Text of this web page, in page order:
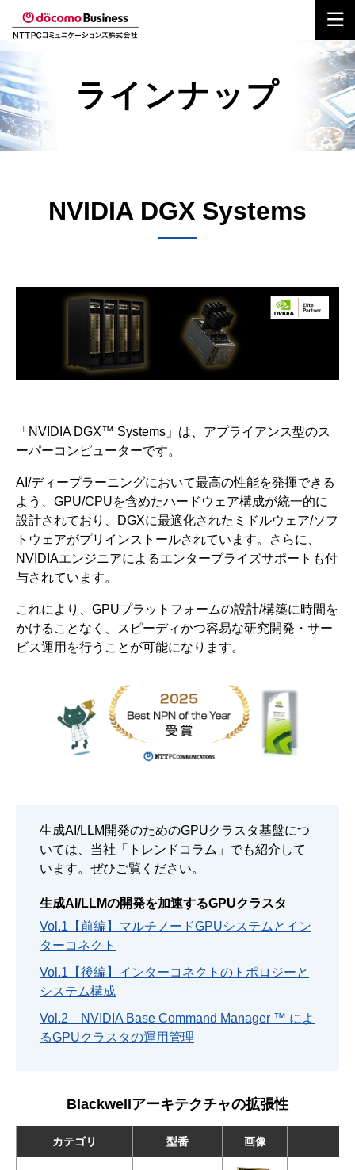
ラインナップ
NVIDIA DGX Systems
「NVIDIA DGX™ Systems」は、アプライアンス型のス
ーパーコンピューターです。
AI/ディープラーニングにおいて最高の性能を発揮できる
よう、GPU/CPUを含めたハードウェア構成が統一的に
設計されており、DGXに最適化されたミドルウェア/ソフ
トウェアがプリインストールされています。さらに、
NVIDIAエンジニアによるエンタープライズサポートも付
与されています。
これにより、GPUプラットフォームの設計/構築に時間を
かけることなく、スピーディかつ容易な研究開発・サー
ビス運用を行うことが可能になります。
生成AI/LLM開発のためのGPUクラスタ基盤につ
いては、当社「トレンドコラム」でも紹介して
います。ぜひご覧ください。
生成AI/LLMの開発を加速するGPUクラスタ
Vol.1【前編】マルチノードGPUシステムとイン
ターコネクト
Vol.1【後編】インターコネクトのトポロジーと
システム構成
Vol.2 NVIDIA Base Command Manager ™ によ
るGPUクラスタの運用管理
Blackwellアーキテクチャの拡張性
カテゴリ 型番 画像